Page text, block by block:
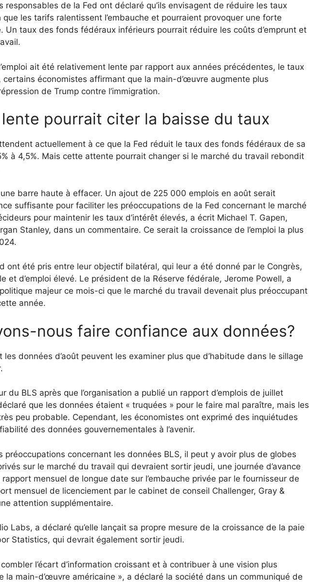
responsables de la Fed ont déclaré qu’ils envisagent de réduire les taux
que les tarifs ralentissent l’embauche et pourraient provoquer une forte
Un taux des fonds fédéraux inférieurs pourrait réduire les coûts d’emprunt et
ait été relativement lente par rapport aux années précédentes, le taux
économistes affirmant que la main-d’œuvre augmente plus
de Trump contre l’immigration.
pourrait citer la baisse du taux
actuellement à ce que la Fed réduit le taux des fonds fédéraux de sa
à 4,5%. Mais cette attente pourrait changer si le marché du travail rebondit
barre haute à effacer. Un ajout de 225 000 emplois en août serait
suffisante pour faciliter les préoccupations de la Fed concernant le marché
pour maintenir les taux d’intérêt élevés, a écrit Michael T. Gapen,
Stanley, dans un commentaire. Ce serait la croissance de l’emploi la plus
ont été pris entre leur objectif bilatéral, qui leur a été donné par le Congrès,
et d’emploi élevé. Le président de la Réserve fédérale, Jerome Powell, a
majeur ce mois-ci que le marché du travail devenait plus préoccupant
année.
nous faire confiance aux données?
données d’août peuvent les examiner plus que d’habitude dans le sillage
du BLS après que l’organisation a publié un rapport d’emplois de juillet
que les données étaient « truquées » pour le faire mal paraître, mais les
peu probable. Cependant, les économistes ont exprimé des inquiétudes
des données gouvernementales à l’avenir.
préoccupations concernant les données BLS, il peut y avoir plus de globes
sur le marché du travail qui devraient sortir jeudi, une journée d’avance
mensuel de longue date sur l’embauche privée par le fournisseur de
mensuel de licenciement par le cabinet de conseil Challenger, Gray &
attention supplémentaire.
Labs, a déclaré qu’elle lançait sa propre mesure de la croissance de la paie
Statistics, qui devrait également sortir jeudi.
l’écart d’information croissant et à contribuer à une vision plus
la main-d’œuvre américaine », a déclaré la société dans un communiqué de